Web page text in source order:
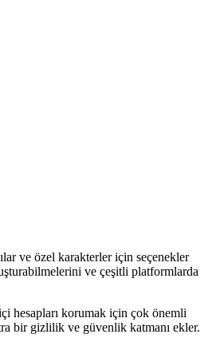
ve özel karakterler için seçenekler
ve çeşitli platformlarda
hesapları korumak için çok önemli
bir gizlilik ve güvenlik katmanı ekler.